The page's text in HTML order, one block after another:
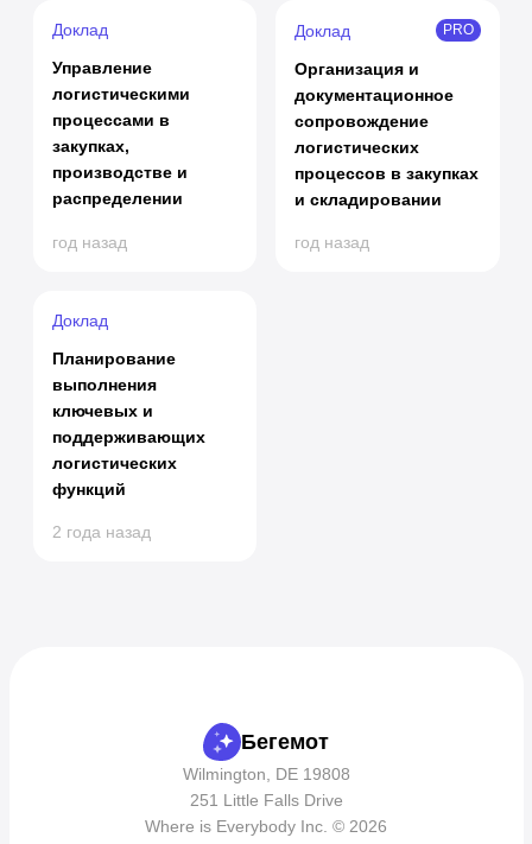
Доклад
Управление
логистическими
процессами в
закупках,
производстве и
распределении
год назад
Доклад PRO
Организация и
документационное
сопровождение
логистических
процессов в закупках
и складировании
год назад
Доклад
Планирование
выполнения
ключевых и
поддерживающих
логистических
функций
2 года назад
Бегемот
Wilmington, DE 19808
251 Little Falls Drive
Where is Everybody Inc. © 2026